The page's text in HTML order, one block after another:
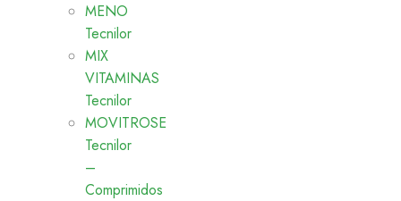
MENO
Tecnilor
MIX
VITAMINAS
Tecnilor
MOVITROSE
Tecnilor
–
Comprimidos